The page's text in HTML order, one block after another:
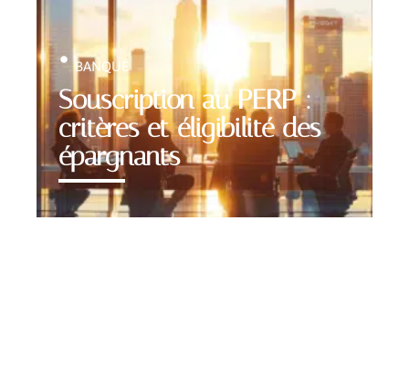
Souscription au PERP :
critères et éligibilité des
épargnants
BANQUE